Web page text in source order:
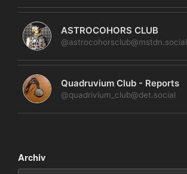
ASTROCOHORS CLUB
@astrocohorsclub@mstdn.social
Quadruvium Club - Reports
@quadrivium_club@det.social
Archiv